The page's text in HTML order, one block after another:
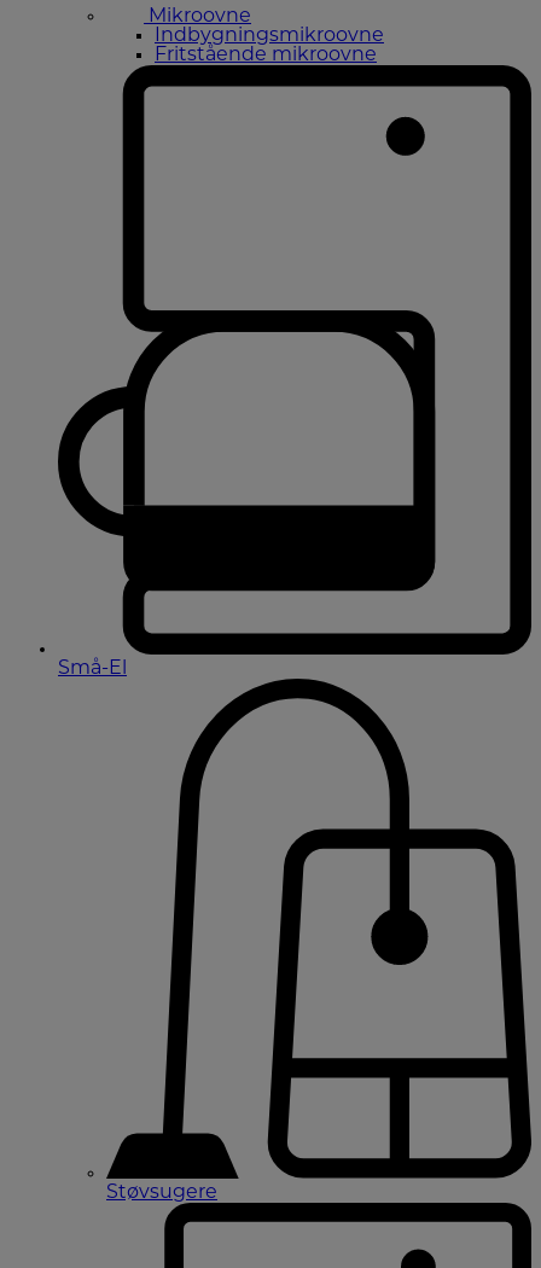
Mikroovne
Indbygningsmikroovne
Fritstående mikroovne
Små-El
Støvsugere